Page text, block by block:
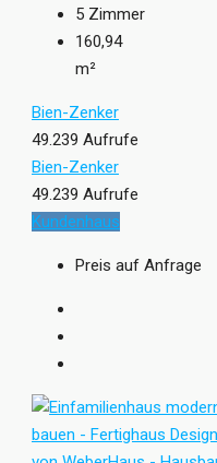
5 Zimmer
160,94
m²
Bien-Zenker
49.239 Aufrufe
Bien-Zenker
49.239 Aufrufe
Kundenhaus
Preis auf Anfrage